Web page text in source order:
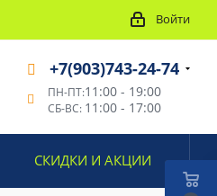
Войти
+7(903)743-24-74
ПН-ПТ:11:00 - 19:00
СБ-ВС: 11:00 - 17:00
СКИДКИ И АКЦИИ